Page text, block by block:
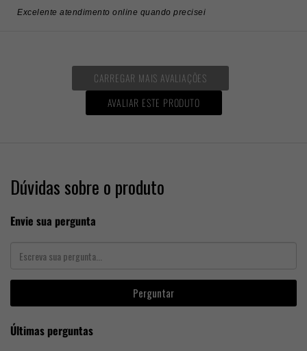
Excelente atendimento online quando precisei
CARREGAR MAIS AVALIAÇÕES
AVALIAR ESTE PRODUTO
Dúvidas sobre o produto
Envie sua pergunta
Perguntar
Últimas perguntas